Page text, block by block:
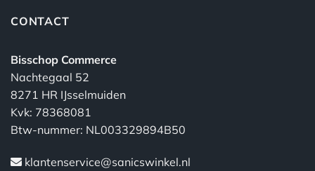
CONTACT
Bisschop Commerce
Nachtegaal 52
8271 HR IJsselmuiden
Kvk: 78368081
Btw-nummer: NL003329894B50
klantenservice@sanicswinkel.nl